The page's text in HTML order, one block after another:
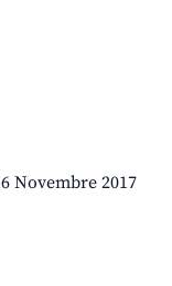
Novembre 2017